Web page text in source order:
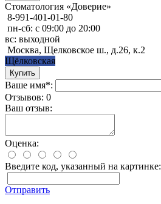
Стоматология «Доверие»
8-991-401-01-80
пн-сб: с 09:00 до 20:00
вс: выходной
Москва, Щелковское ш., д.26, к.2
Щёлковская
Ваше имя*:
Отзывов: 0
Ваш отзыв:
Оценка:
Введите код, указанный на картинке:
Отправить